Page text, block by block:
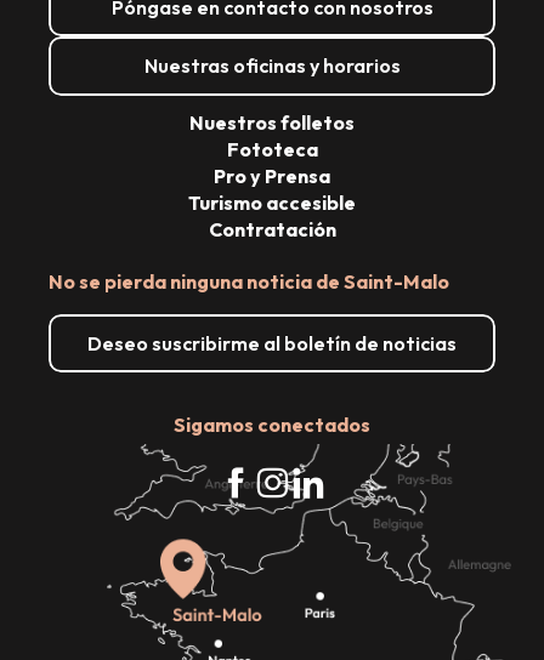
Póngase en contacto con nosotros
Nuestras oficinas y horarios
No se pierda ninguna noticia de Saint-Malo
Deseo suscribirme al boletín de noticias
Sigamos conectados
Nuestros folletos
Fototeca
Pro y Prensa
Turismo accesible
Contratación